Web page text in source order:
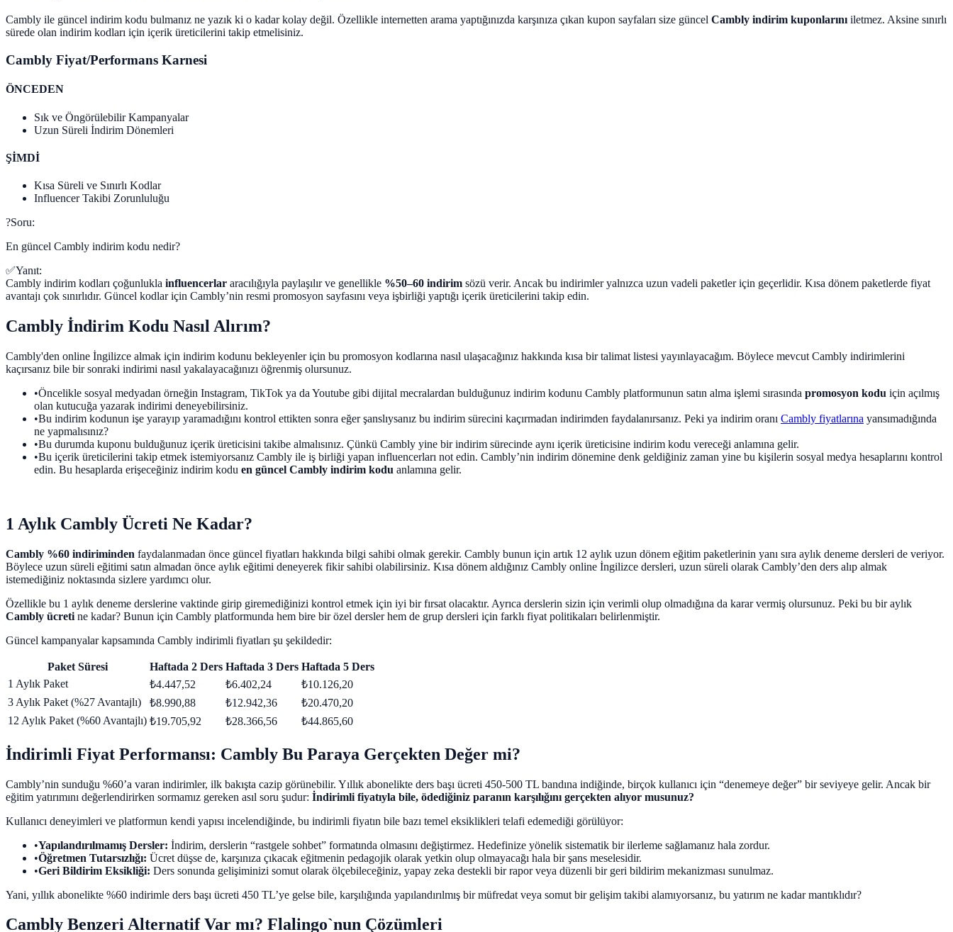
Cambly ile güncel indirim kodu bulmanız ne yazık ki o kadar kolay değil. Özellikle internetten arama yaptığınızda karşınıza çıkan kupon sayfaları size güncel Cambly indirim kuponlarını iletmez. Aksine sınırlı
sürede olan indirim kodları için içerik üreticilerini takip etmelisiniz.
Cambly Fiyat/Performans Karnesi
ÖNCEDEN
Sık ve Öngörülebilir Kampanyalar
Uzun Süreli İndirim Dönemleri
ŞİMDİ
Kısa Süreli ve Sınırlı Kodlar
Influencer Takibi Zorunluluğu
?Soru:
En güncel Cambly indirim kodu nedir?
✅Yanıt:
Cambly indirim kodları çoğunlukla influencerlar aracılığıyla paylaşılır ve genellikle %50–60 indirim sözü verir. Ancak bu indirimler yalnızca uzun vadeli paketler için geçerlidir. Kısa dönem paketlerde fiyat
avantajı çok sınırlıdır. Güncel kodlar için Cambly’nin resmi promosyon sayfasını veya işbirliği yaptığı içerik üreticilerini takip edin.
Cambly İndirim Kodu Nasıl Alırım?
Cambly'den online İngilizce almak için indirim kodunu bekleyenler için bu promosyon kodlarına nasıl ulaşacağınız hakkında kısa bir talimat listesi yayınlayacağım. Böylece mevcut Cambly indirimlerini
kaçırsanız bile bir sonraki indirimi nasıl yakalayacağınızı öğrenmiş olursunuz.
•Öncelikle sosyal medyadan örneğin Instagram, TikTok ya da Youtube gibi dijital mecralardan bulduğunuz indirim kodunu Cambly platformunun satın alma işlemi sırasında promosyon kodu için açılmış
olan kutucuğa yazarak indirimi deneyebilirsiniz.
•Bu indirim kodunun işe yarayıp yaramadığını kontrol ettikten sonra eğer şanslıysanız bu indirim sürecini kaçırmadan indirimden faydalanırsanız. Peki ya indirim oranı Cambly fiyatlarına yansımadığında
ne yapmalısınız?
•Bu durumda kuponu bulduğunuz içerik üreticisini takibe almalısınız. Çünkü Cambly yine bir indirim sürecinde aynı içerik üreticisine indirim kodu vereceği anlamına gelir.
•Bu içerik üreticilerini takip etmek istemiyorsanız Cambly ile iş birliği yapan influencerları not edin. Cambly’nin indirim dönemine denk geldiğiniz zaman yine bu kişilerin sosyal medya hesaplarını kontrol
edin. Bu hesaplarda erişeceğiniz indirim kodu en güncel Cambly indirim kodu anlamına gelir.
1 Aylık Cambly Ücreti Ne Kadar?
Cambly %60 indiriminden faydalanmadan önce güncel fiyatları hakkında bilgi sahibi olmak gerekir. Cambly bunun için artık 12 aylık uzun dönem eğitim paketlerinin yanı sıra aylık deneme dersleri de veriyor.
Böylece uzun süreli eğitimi satın almadan önce aylık eğitimi deneyerek fikir sahibi olabilirsiniz. Kısa dönem aldığınız Cambly online İngilizce dersleri, uzun süreli olarak Cambly’den ders alıp almak
istemediğiniz noktasında sizlere yardımcı olur.
Özellikle bu 1 aylık deneme derslerine vaktinde girip giremediğinizi kontrol etmek için iyi bir fırsat olacaktır. Ayrıca derslerin sizin için verimli olup olmadığına da karar vermiş olursunuz. Peki bu bir aylık
Cambly ücreti ne kadar? Bunun için Cambly platformunda hem bire bir özel dersler hem de grup dersleri için farklı fiyat politikaları belirlenmiştir.
Güncel kampanyalar kapsamında Cambly indirimli fiyatları şu şekildedir:
Paket Süresi Haftada 2 Ders Haftada 3 Ders Haftada 5 Ders
1 Aylık Paket
₺4.447,52 ₺6.402,24
₺10.126,20
3 Aylık Paket (%27 Avantajlı)
₺8.990,88 ₺12.942,36
₺20.470,20
12 Aylık Paket (%60 Avantajlı) ₺19.705,92 ₺28.366,56 ₺44.865,60
İndirimli Fiyat Performansı: Cambly Bu Paraya Gerçekten Değer mi?
Cambly’nin sunduğu %60’a varan indirimler, ilk bakışta cazip görünebilir. Yıllık abonelikte ders başı ücreti 450-500 TL bandına indiğinde, birçok kullanıcı için “denemeye değer” bir seviyeye gelir. Ancak bir
eğitim yatırımını değerlendirirken sormamız gereken asıl soru şudur: İndirimli fiyatıyla bile, ödediğiniz paranın karşılığını gerçekten alıyor musunuz?
Kullanıcı deneyimleri ve platformun kendi yapısı incelendiğinde, bu indirimli fiyatın bile bazı temel eksiklikleri telafi edemediği görülüyor:
•Yapılandırılmamış Dersler: İndirim, derslerin “rastgele sohbet” formatında olmasını değiştirmez. Hedefinize yönelik sistematik bir ilerleme sağlamanız hala zordur.
•Öğretmen Tutarsızlığı: Ücret düşse de, karşınıza çıkacak eğitmenin pedagojik olarak yetkin olup olmayacağı hala bir şans meselesidir.
•Geri Bildirim Eksikliği: Ders sonunda gelişiminizi somut olarak ölçebileceğiniz, yapay zeka destekli bir rapor veya düzenli bir geri bildirim mekanizması sunulmaz.
Yani, yıllık abonelikte %60 indirimle ders başı ücreti 450 TL’ye gelse bile, karşılığında yapılandırılmış bir müfredat veya somut bir gelişim takibi alamıyorsanız, bu yatırım ne kadar mantıklıdır?
Cambly Benzeri Alternatif Var mı? Flalingo`nun Çözümleri